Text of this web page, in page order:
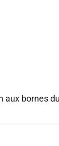
aux bornes